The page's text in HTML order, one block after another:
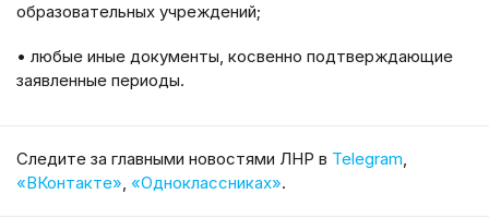
образовательных учреждений;
• любые иные документы, косвенно подтверждающие
заявленные периоды.
Cледите за главными новостями ЛНР в Telegram,
«ВКонтакте», «Одноклассниках».